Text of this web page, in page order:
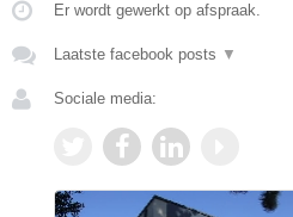
Er wordt gewerkt op afspraak.
Laatste facebook posts ▼
Sociale media: